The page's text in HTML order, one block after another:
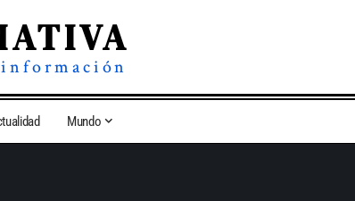
Mundo